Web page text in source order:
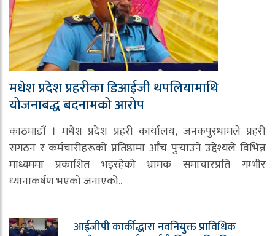
मधेश प्रदेश प्रहरीका डिआईजी थपलियामाथि
योजनाबद्ध बदनामको आरोप
काठमाडौं । मधेश प्रदेश प्रहरी कार्यालय, जनकपुरधामले प्रहरी
संगठन र कर्मचारीहरूको प्रतिष्ठामा आँच पुर्‍याउने उद्देश्यले विभिन्न
माध्यममा प्रकाशित भइरहेको भ्रामक समाचारप्रति गम्भीर
ध्यानाकर्षण भएको जनाएको..
आईजीपी कार्कीद्धारा नवनियुक्त प्राविधिक